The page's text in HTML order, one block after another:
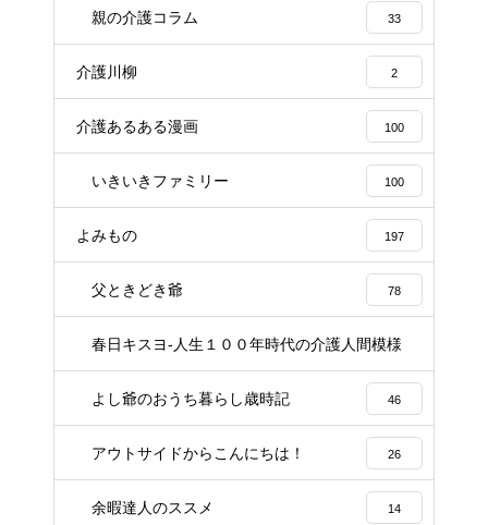
親の介護コラム 33
介護川柳 2
介護あるある漫画 100
いきいきファミリー 100
よみもの 197
父ときどき爺 78
春日キスヨ-人生１００年時代の介護人間模様
よし爺のおうち暮らし歳時記 46
アウトサイドからこんにちは！ 26
余暇達人のススメ 14